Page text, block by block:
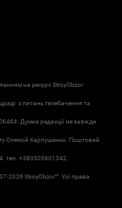
на ресурс StroyObzor
з питань телебачення та
Думка редакції не завжди
Олексій Карпушенко. Поштовий
тел. +380505801342.
2026 StroyObzor™. Усі права